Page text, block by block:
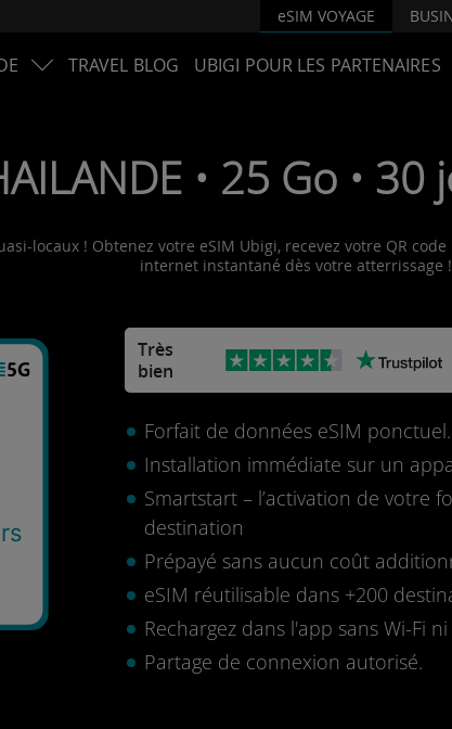
eSIM VOYAGE
TRAVEL BLOG UBIGI POUR LES PARTENAIRES
• 25 Go • 30
locaux ! Obtenez votre eSIM Ubigi, recevez votre QR
internet instantané dès votre atterrissage !
Très
bien
Forfait de données eSIM ponctuel.
Installation immédiate sur un
Smartstart – l’activation de votre
destination
Prépayé sans aucun coût
eSIM réutilisable dans +200
Rechargez dans l'app sans Wi-Fi
Partage de connexion autorisé.